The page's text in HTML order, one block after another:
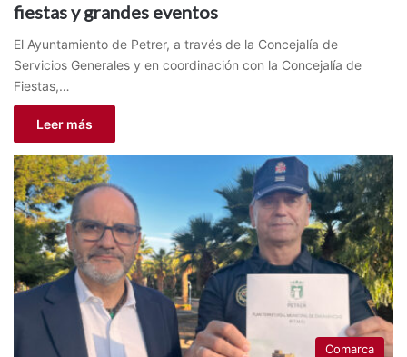
fiestas y grandes eventos
El Ayuntamiento de Petrer, a través de la Concejalía de
Servicios Generales y en coordinación con la Concejalía de
Fiestas,…
Leer más
Comarca